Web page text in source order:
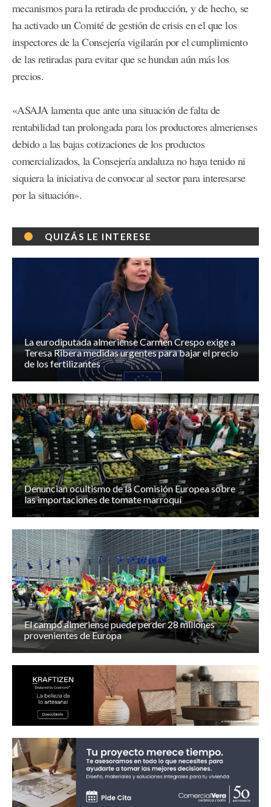
mecanismos para la retirada de producción, y de hecho, se
ha activado un Comité de gestión de crisis en el que los
inspectores de la Consejería vigilarán por el cumplimiento
de las retiradas para evitar que se hundan aún más los
precios.
«ASAJA lamenta que ante una situación de falta de
rentabilidad tan prolongada para los productores almerienses
debido a las bajas cotizaciones de los productos
comercializados, la Consejería andaluza no haya tenido ni
siquiera la iniciativa de convocar al sector para interesarse
por la situación».
QUIZÁS LE INTERESE
La eurodiputada almeriense Carmen Crespo exige a
Teresa Ribera medidas urgentes para bajar el precio
de los fertilizantes
Denuncian ocultismo de la Comisión Europea sobre
las importaciones de tomate marroquí
El campo almeriense puede perder 28 millones
provenientes de Europa